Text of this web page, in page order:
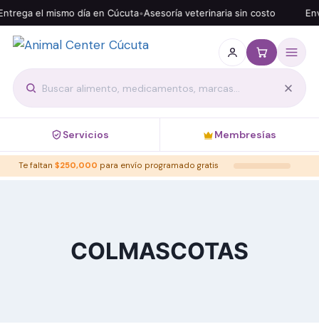
el mismo día en Cúcuta•Asesoría veterinaria sin costo
Servicios Membresías
Te faltan $250,000 para envío programado gratis
COLMASCOTAS